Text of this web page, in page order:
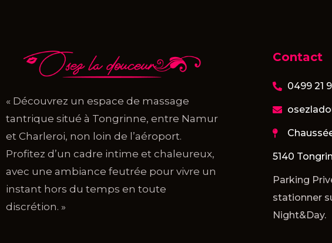
« Découvrez un espace de massage
tantrique situé à Tongrinne, entre Namur
et Charleroi, non loin de l’aéroport.
Profitez d’un cadre intime et chaleureux,
avec une ambiance feutrée pour vivre un
instant hors du temps en toute
discrétion. »
Contact
0499 21
5140
Parking
stationner
Night&Day.